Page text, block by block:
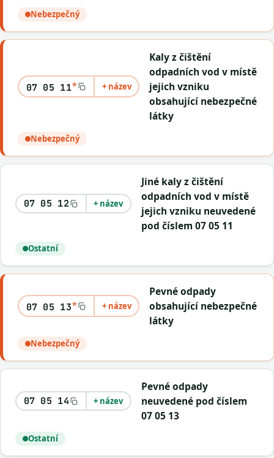
Nebezpečný
07 05 11* + název
Kaly z čištění
odpadních vod v místě
jejich vzniku
obsahující nebezpečné
látky
Nebezpečný
07 05 12 + název
Jiné kaly z čištění
odpadních vod v místě
jejich vzniku neuvedené
pod číslem 07 05 11
Ostatní
07 05 13* + název
Pevné odpady
obsahující nebezpečné
látky
Nebezpečný
07 05 14 + název
Pevné odpady
neuvedené pod číslem
07 05 13
Ostatní